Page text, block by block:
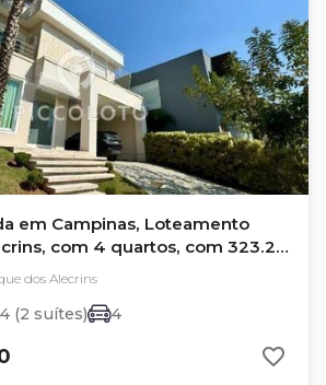
em Campinas, Loteamento
com 4 quartos, com 323.24
dos Alecrins
4 (2 suítes) 4